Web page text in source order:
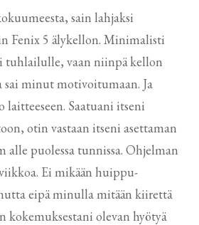
sain lahjaksi
Fenix 5 älykellon. Minimalisti
tuhlailulle, vaan niinpä kellon
sai minut motivoitumaan. Ja
Saatuani itseni
otin vastaan itseni asettaman
alle puolessa tunnissa. Ohjelman
Ei mikään huippu-
eipä minulla mitään kiirettä
kokemuksestani olevan hyötyä